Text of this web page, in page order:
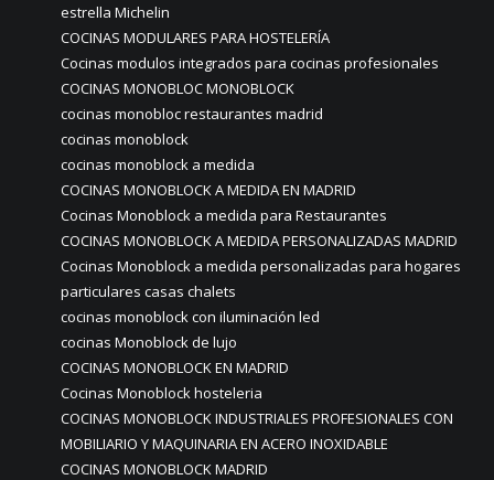
estrella Michelin
COCINAS MODULARES PARA HOSTELERÍA
Cocinas modulos integrados para cocinas profesionales
COCINAS MONOBLOC MONOBLOCK
cocinas monobloc restaurantes madrid
cocinas monoblock
cocinas monoblock a medida
COCINAS MONOBLOCK A MEDIDA EN MADRID
Cocinas Monoblock a medida para Restaurantes
COCINAS MONOBLOCK A MEDIDA PERSONALIZADAS MADRID
Cocinas Monoblock a medida personalizadas para hogares
particulares casas chalets
cocinas monoblock con iluminación led
cocinas Monoblock de lujo
COCINAS MONOBLOCK EN MADRID
Cocinas Monoblock hosteleria
COCINAS MONOBLOCK INDUSTRIALES PROFESIONALES CON
MOBILIARIO Y MAQUINARIA EN ACERO INOXIDABLE
COCINAS MONOBLOCK MADRID